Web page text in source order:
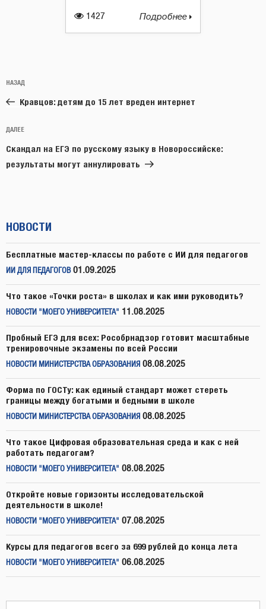
1427 Подробнее
по
записям
Предыдущая
запись:
НАЗАД
Кравцов: детям до 15 лет вреден интернет
Следующая
запись
ДАЛЕЕ
Скандал на ЕГЭ по русскому языку в Новороссийске:
результаты могут аннулировать
НОВОСТИ
Бесплатные мастер-классы по работе с ИИ для педагогов
ИИ ДЛЯ ПЕДАГОГОВ 01.09.2025
Что такое «Точки роста» в школах и как ими руководить?
НОВОСТИ "МОЕГО УНИВЕРСИТЕТА" 11.08.2025
Пробный ЕГЭ для всех: Рособрнадзор готовит масштабные
тренировочные экзамены по всей России
НОВОСТИ МИНИСТЕРСТВА ОБРАЗОВАНИЯ 08.08.2025
Форма по ГОСТу: как единый стандарт может стереть
границы между богатыми и бедными в школе
НОВОСТИ МИНИСТЕРСТВА ОБРАЗОВАНИЯ 08.08.2025
Что такое Цифровая образовательная среда и как с ней
работать педагогам?
НОВОСТИ "МОЕГО УНИВЕРСИТЕТА" 08.08.2025
Откройте новые горизонты исследовательской
деятельности в школе!
НОВОСТИ "МОЕГО УНИВЕРСИТЕТА" 07.08.2025
Курсы для педагогов всего за 699 рублей до конца лета
НОВОСТИ "МОЕГО УНИВЕРСИТЕТА" 06.08.2025